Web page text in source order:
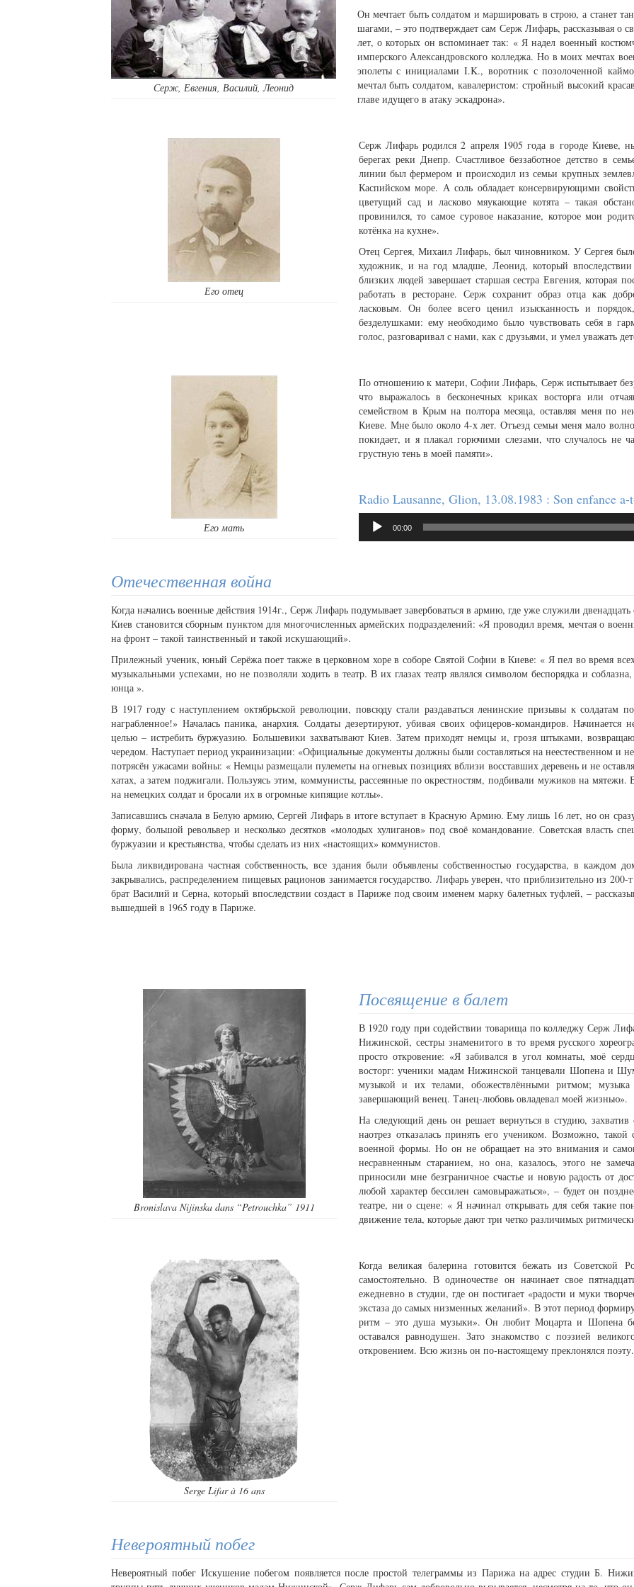
Ц
А
Серж, Евгения, Василий, Леонид
Он мечтает быть солдатом и маршировать в строю, а станет
шагами, – это подтверждает сам Серж Лифарь, рассказывая о
лет, о которых он вспоминает так: « Я надел военный
имперского Александровского колледжа. Но в моих мечтах
эполеты с инициалами I.K., воротник с позолоченной
мечтал быть солдатом, кавалеристом: стройный высокий
главе идущего в атаку эскадрона».
Его отец
Серж Лифарь родился 2 апреля 1905 года в городе Киеве,
берегах реки Днепр. Счастливое беззаботное детство в
линии был фермером и происходил из семьи крупных
Каспийском море. А соль обладает консервирующими
цветущий сад и ласково мяукающие котята – такая
провинился, то самое суровое наказание, которое мои
котёнка на кухне».
Отец Сергея, Михаил Лифарь, был чиновником. У Сергея
художник, и на год младше, Леонид, который впоследствии
близких людей завершает старшая сестра Евгения, которая
работать в ресторане. Серж сохранит образ отца как
ласковым. Он более всего ценил изысканность и
безделушками: ему необходимо было чувствовать себя в
голос, разговаривал с нами, как с друзьями, и умел уважать
Его мать
По отношению к матери, Софии Лифарь, Серж испытывает
что выражалось в бесконечных криках восторга или
семейством в Крым на полтора месяца, оставляя меня по
Киеве. Мне было около 4-х лет. Отъезд семьи меня мало
покидает, и я плакал горючими слезами, что случалось не
грустную тень в моей памяти».
Radio Lausanne, Glion, 13.08.1983 : Son enfance
Аудиоплеер
00:00
Отечественная война
Когда начались военные действия 1914г., Серж Лифарь подумывает завербоваться в армию, где уже служили двенадцать
Киев становится сборным пунктом для многочисленных армейских подразделений: «Я проводил время, мечтая о
на фронт – такой таинственный и такой искушающий».
Прилежный ученик, юный Серёжа поет также в церковном хоре в соборе Святой Софии в Киеве: « Я пел во время
музыкальными успехами, но не позволяли ходить в театр. В их глазах театр являлся символом беспорядка и
юнца ».
В 1917 году с наступлением октябрьской революции, повсюду стали раздаваться ленинские призывы к солдатам
награбленное!» Началась паника, анархия. Солдаты дезертируют, убивая своих офицеров-командиров. Начинается
целью – истребить буржуазию. Большевики захватывают Киев. Затем приходят немцы и, грозя штыками,
чередом. Наступает период украинизации: «Официальные документы должны были составляться на неестественном и
потрясён ужасами войны: « Немцы размещали пулеметы на огневых позициях вблизи восставших деревень и не
хатах, а затем поджигали. Пользуясь этим, коммунисты, рассеянные по окрестностям, подбивали мужиков на
на немецких солдат и бросали их в огромные кипящие котлы».
Записавшись сначала в Белую армию, Сергей Лифарь в итоге вступает в Красную Армию. Ему лишь 16 лет, но он
форму, большой револьвер и несколько десятков «молодых хулиганов» под своё командование. Советская власть
буржуазии и крестьянства, чтобы сделать из них «настоящих» коммунистов.
Была ликвидирована частная собственность, все здания были объявлены собственностью государства, в
закрывались, распределением пищевых рационов занимается государство. Лифарь уверен, что приблизительно из
брат Василий и Серна, который впоследствии создаст в Париже под своим именем марку балетных туфлей, –
вышедшей в 1965 году в Париже.
Bronislava Nijinska dans “Petrouchka” 1911
Посвящение в балет
В 1920 году при содействии товарища по колледжу Серж
Нижинской, сестры знаменитого в то время русского
просто откровение: «Я забивался в угол комнаты, моё
восторг: ученики мадам Нижинской танцевали Шопена и
музыкой и их телами, обожествлёнными ритмом;
завершающий венец. Танец-любовь овладевал моей жизнью».
На следующий день он решает вернуться в студию,
наотрез отказалась принять его учеником. Возможно,
военной формы. Но он не обращает на это внимания и
несравненным старанием, но она, казалось, этого не
приносили мне безграничное счастье и новую радость от
любой характер бессилен самовыражаться», – будет он
театре, ни о сцене: « Я начинал открывать для себя такие
движение тела, которые дают три четко различимых
Serge Lifar à 16 ans
Когда великая балерина готовится бежать из
самостоятельно. В одиночестве он начинает свое
ежедневно в студии, где он постигает «радости и муки
экстаза до самых низменных желаний». В этот период
ритм – это душа музыки». Он любит Моцарта и Шопена
оставался равнодушен. Зато знакомство с поэзией
откровением. Всю жизнь он по-настоящему преклонялся поэту.
Невероятный побег
Невероятный побег Искушение побегом появляется после простой телеграммы из Парижа на адрес студии Б.